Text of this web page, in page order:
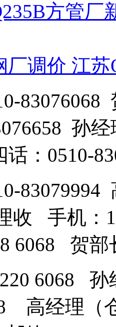
方管厂
厂调价 江
孙
：0510-
收 手机：
6068 贺部
6068
高经理（